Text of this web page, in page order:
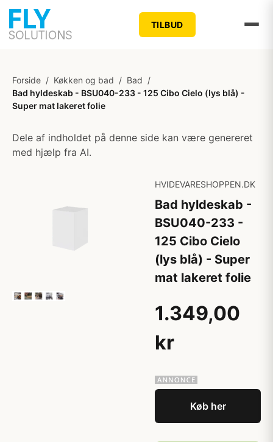
TILBUD
Forside / Køkken og bad / Bad /
Bad hyldeskab - BSU040-233 - 125 Cibo Cielo (lys blå) -
Super mat lakeret folie
Dele af indholdet på denne side kan være genereret
med hjælp fra AI.
HVIDEVARESHOPPEN.DK
Bad hyldeskab -
BSU040-233 -
125 Cibo Cielo
(lys blå) - Super
mat lakeret folie
1.349,00
kr
Køb her